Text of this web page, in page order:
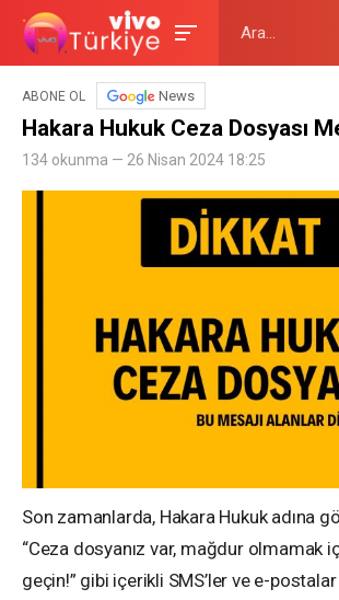
ABONE OL News
Hakara Hukuk Ceza Dosyası
134 okunma — 26 Nisan 2024 18:25
Son zamanlarda, Hakara Hukuk adına
“Ceza dosyanız var, mağdur olmamak
geçin!” gibi içerikli SMS’ler ve e-postalar